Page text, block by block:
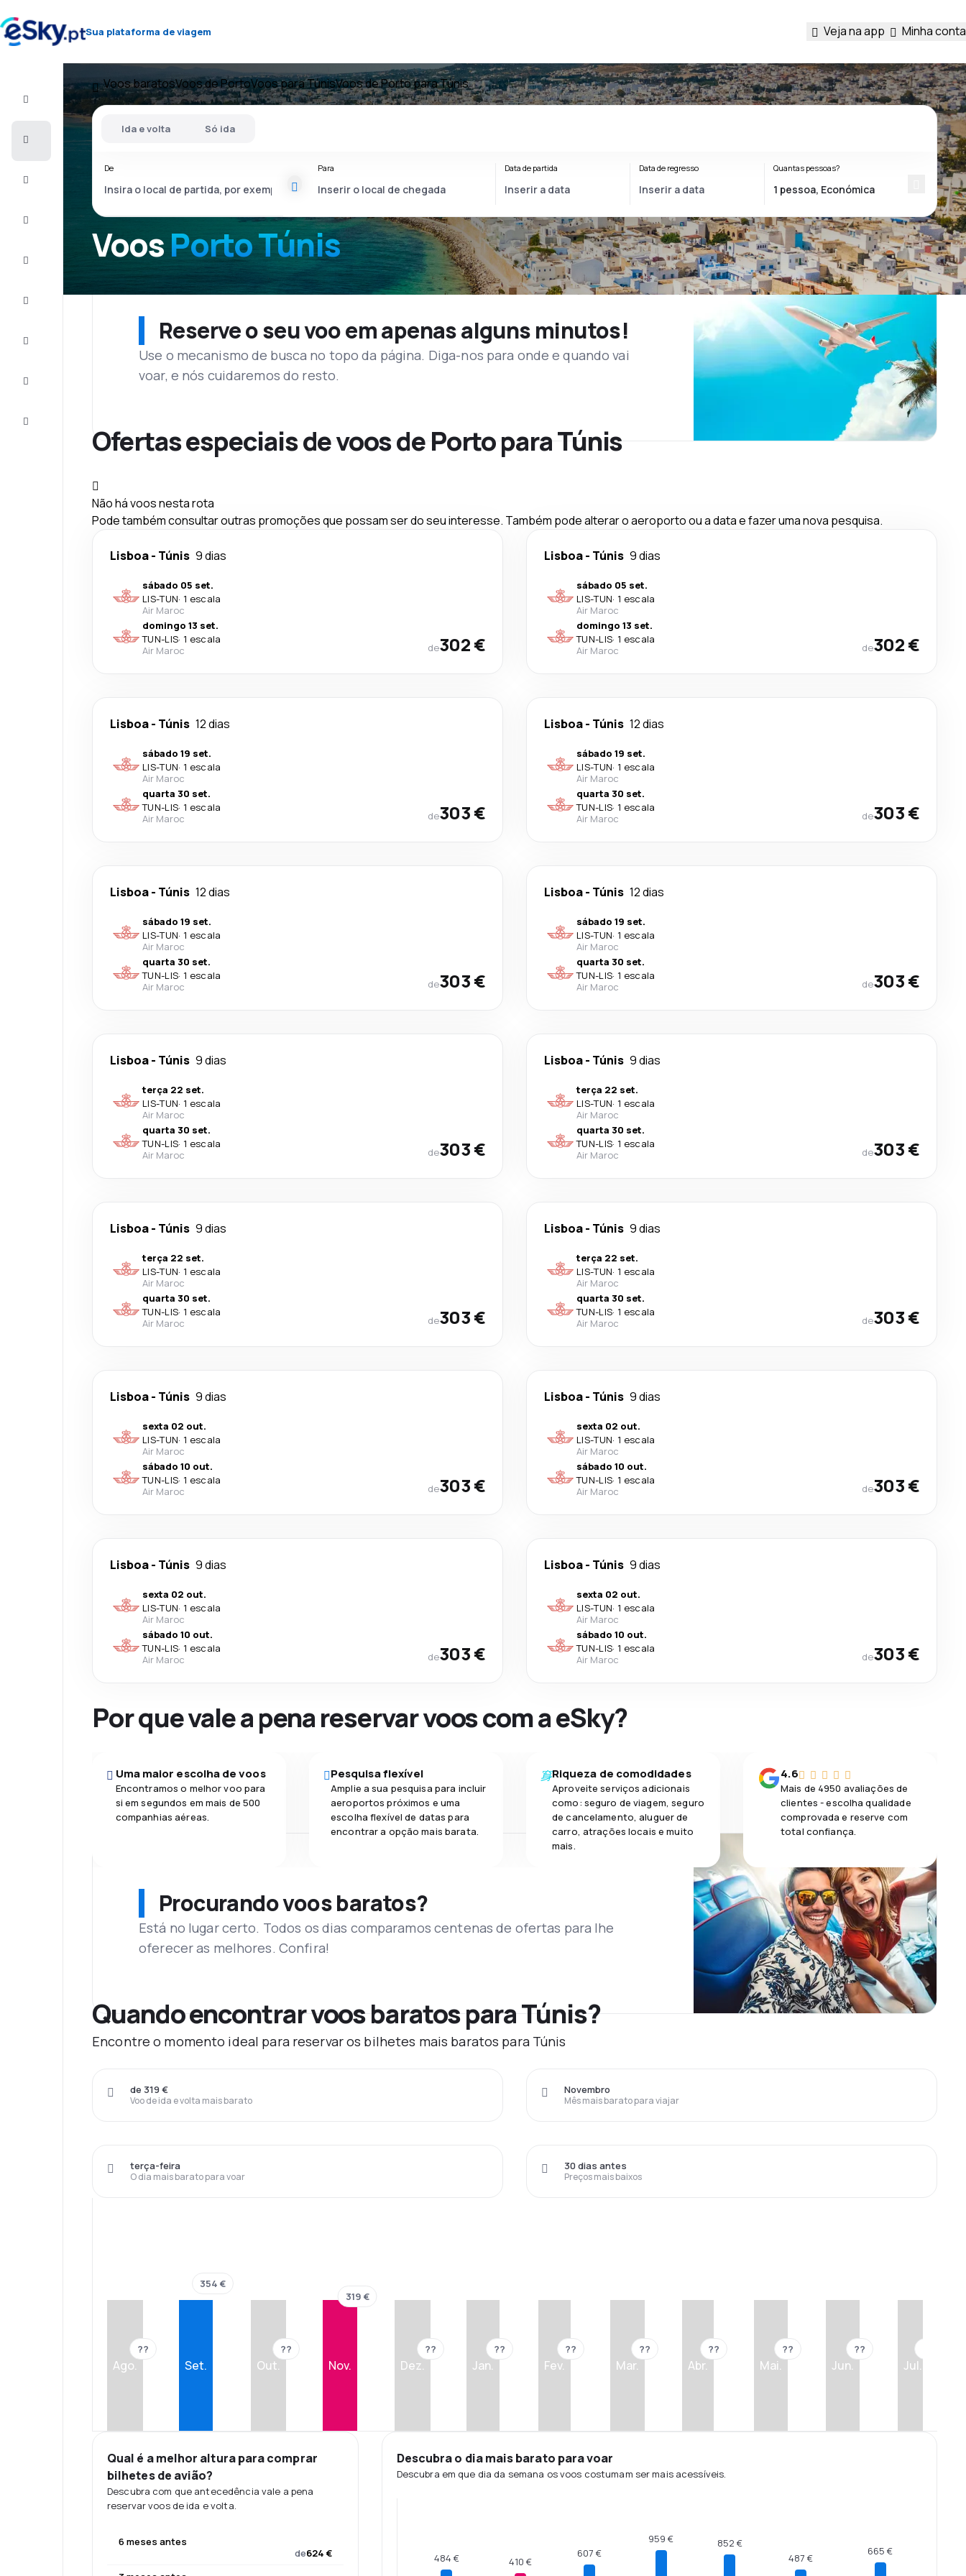
Sua plataforma de viagem Veja na app Minha conta
Voo+Hotel
baratos
Voos baratosVoos de PortoVoos para TúnisVoos de Porto para Túnis
VoosPorto Túnis
Ida e volta Só ida
De Para Data de partida Data de regresso Quantas pessoas?
Reserve o seu voo em apenas alguns minutos!
Use o mecanismo de busca no topo da página. Diga-nos para onde e quando vai
voar, e nós cuidaremos do resto.
Ofertas especiais de voos de Porto para Túnis
Não há voos nesta rota
Pode também consultar outras promoções que possam ser do seu interesse. Também pode alterar o aeroporto ou a data e fazer uma nova pesquisa.
Lisboa- Túnis 9 dias
sábado 05 set.
LIS-TUN· 1 escala
Air Maroc
domingo 13 set.
TUN-LIS· 1 escala
Air Maroc
de302 €
Lisboa- Túnis 9 dias
sábado 05 set.
LIS-TUN· 1 escala
Air Maroc
domingo 13 set.
TUN-LIS· 1 escala
Air Maroc
de302 €
Lisboa- Túnis 12 dias
sábado 19 set.
LIS-TUN· 1 escala
Air Maroc
quarta 30 set.
TUN-LIS· 1 escala
Air Maroc
de303 €
Lisboa- Túnis 12 dias
sábado 19 set.
LIS-TUN· 1 escala
Air Maroc
quarta 30 set.
TUN-LIS· 1 escala
Air Maroc
de303 €
Lisboa- Túnis 12 dias
sábado 19 set.
LIS-TUN· 1 escala
Air Maroc
quarta 30 set.
TUN-LIS· 1 escala
Air Maroc
de303 €
Lisboa- Túnis 12 dias
sábado 19 set.
LIS-TUN· 1 escala
Air Maroc
quarta 30 set.
TUN-LIS· 1 escala
Air Maroc
de303 €
Lisboa- Túnis 9 dias
terça 22 set.
LIS-TUN· 1 escala
Air Maroc
quarta 30 set.
TUN-LIS· 1 escala
Air Maroc
de303 €
Lisboa- Túnis 9 dias
terça 22 set.
LIS-TUN· 1 escala
Air Maroc
quarta 30 set.
TUN-LIS· 1 escala
Air Maroc
de303 €
Lisboa- Túnis 9 dias
terça 22 set.
LIS-TUN· 1 escala
Air Maroc
quarta 30 set.
TUN-LIS· 1 escala
Air Maroc
de303 €
Lisboa- Túnis 9 dias
terça 22 set.
LIS-TUN· 1 escala
Air Maroc
quarta 30 set.
TUN-LIS· 1 escala
Air Maroc
de303 €
Lisboa- Túnis 9 dias
sexta 02 out.
LIS-TUN· 1 escala
Air Maroc
sábado 10 out.
TUN-LIS· 1 escala
Air Maroc
de303 €
Lisboa- Túnis 9 dias
sexta 02 out.
LIS-TUN· 1 escala
Air Maroc
sábado 10 out.
TUN-LIS· 1 escala
Air Maroc
de303 €
Lisboa- Túnis 9 dias
sexta 02 out.
LIS-TUN· 1 escala
Air Maroc
sábado 10 out.
TUN-LIS· 1 escala
Air Maroc
de303 €
Lisboa- Túnis 9 dias
sexta 02 out.
LIS-TUN· 1 escala
Air Maroc
sábado 10 out.
TUN-LIS· 1 escala
Air Maroc
de303 €
Por que vale a pena reservar voos com a eSky?
Uma maior escolha de voos
Encontramos o melhor voo para
si em segundos em mais de 500
companhias aéreas.
Pesquisa flexível
Amplie a sua pesquisa para incluir
aeroportos próximos e uma
escolha flexível de datas para
encontrar a opção mais barata.
Riqueza de comodidades
Aproveite serviços adicionais
como: seguro de viagem, seguro
de cancelamento, aluguer de
carro, atrações locais e muito
mais.
4.6
Mais de 4950 avaliações de
clientes - escolha qualidade
comprovada e reserve com
total confiança.
Procurando voos baratos?
Está no lugar certo. Todos os dias comparamos centenas de ofertas para lhe
oferecer as melhores. Confira!
Quando encontrar voos baratos para Túnis?
Encontre o momento ideal para reservar os bilhetes mais baratos para Túnis
Voo de ida e volta mais barato
de 319 €
Mês mais barato para viajar
Novembro
O dia mais barato para voar
terça-feira
Preços mais baixos
30 dias antes
Ago.
??
Set.
354 €
Out.
??
Nov.
319 €
Dez.
??
Jan.
??
Fev.
??
Mar.
??
Abr.
??
Mai.
??
Jun.
??
Jul.
Qual é a melhor altura para comprar
bilhetes de avião?
Descubra com que antecedência vale a pena
reservar voos de ida e volta.
6 meses antes
de624 €
Descubra o dia mais barato para voar
Descubra em que dia da semana os voos costumam ser mais acessíveis.
484 € 410 €
607 €
959 €
852 €
487 €
665 €